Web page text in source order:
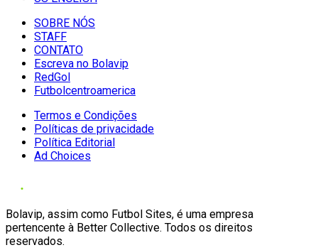
SOBRE NÓS
STAFF
CONTATO
Escreva no Bolavip
RedGol
Futbolcentroamerica
Termos e Condições
Políticas de privacidade
Política Editorial
Ad Choices
Bolavip, assim como Futbol Sites, é uma empresa
pertencente à Better Collective. Todos os direitos
reservados.